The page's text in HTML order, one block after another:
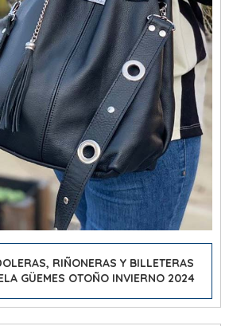
RIÑONERAS Y BILLETERAS
GÜEMES OTOÑO INVIERNO 2024